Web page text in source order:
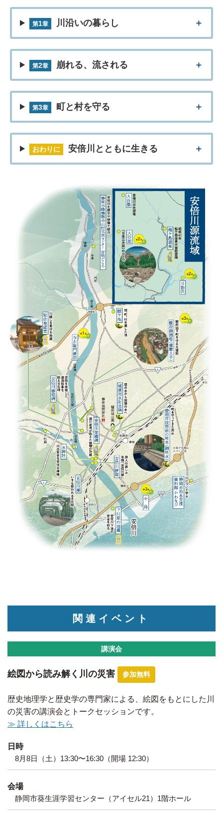
第1章 川沿いの暮らし
第2章 崩れる、流される
第3章 町と村を守る
おわりに 安倍川とともに生きる
関連イベント
講演会
絵図から読み解く川の災害 参加無料
歴史地理学と歴史学の専門家による、絵図をもとにした川
の災害の講演会とトークセッションです。
≫ 詳しくはこちら
日時
8月8日（土）13:30〜16:30（開場 12:30）
会場
静岡市葵生涯学習センター（アイセル21）1階ホール